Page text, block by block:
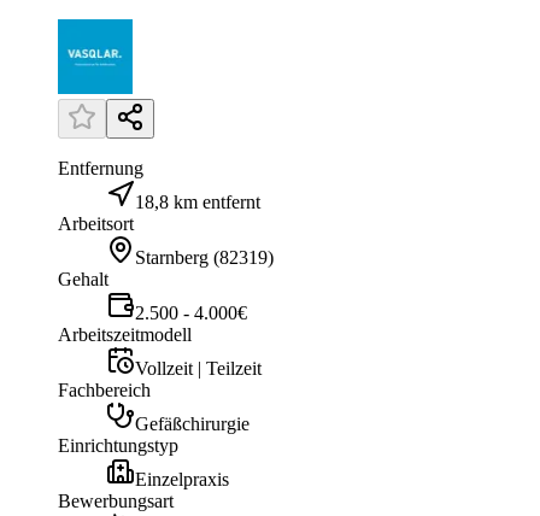
Entfernung
18,8 km entfernt
Arbeitsort
Starnberg (82319)
Gehalt
2.500 - 4.000€
Arbeitszeitmodell
Vollzeit | Teilzeit
Fachbereich
Gefäßchirurgie
Einrichtungstyp
Einzelpraxis
Bewerbungsart